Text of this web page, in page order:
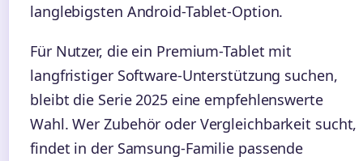
langlebigsten Android-Tablet-Option.
Für Nutzer, die ein Premium-Tablet mit
langfristiger Software-Unterstützung suchen,
bleibt die Serie 2025 eine empfehlenswerte
Wahl. Wer Zubehör oder Vergleichbarkeit sucht,
findet in der Samsung-Familie passende